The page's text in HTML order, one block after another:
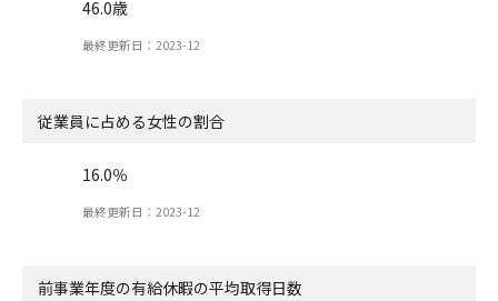
46.0歳
最終更新日：2023-12
従業員に占める女性の割合
16.0％
最終更新日：2023-12
前事業年度の有給休暇の平均取得日数